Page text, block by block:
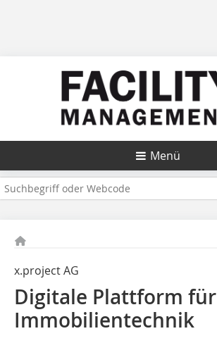
Menü
x.project AG
Digitale Plattform für
Immobilientechnik